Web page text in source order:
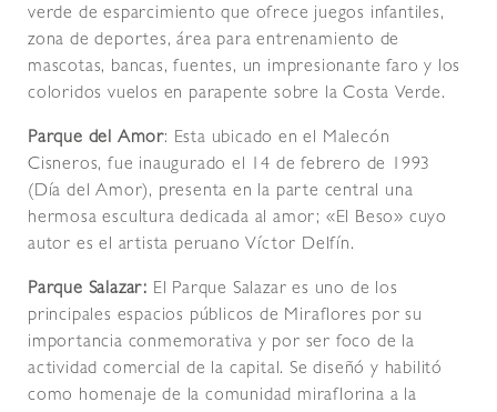
verde de esparcimiento que ofrece juegos infantiles,
zona de deportes, área para entrenamiento de
mascotas, bancas, fuentes, un impresionante faro y los
coloridos vuelos en parapente sobre la Costa Verde.
Parque del Amor: Esta ubicado en el Malecón
Cisneros, fue inaugurado el 14 de febrero de 1993
(Día del Amor), presenta en la parte central una
hermosa escultura dedicada al amor; «El Beso» cuyo
autor es el artista peruano Víctor Delfín.
Parque Salazar: El Parque Salazar es uno de los
principales espacios públicos de Miraflores por su
importancia conmemorativa y por ser foco de la
actividad comercial de la capital. Se diseñó y habilitó
como homenaje de la comunidad miraflorina a la